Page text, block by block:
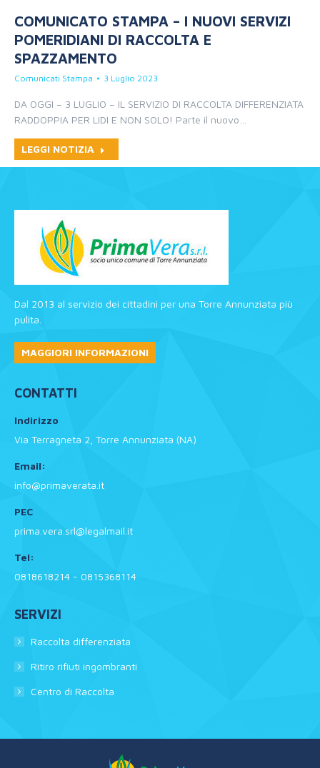
COMUNICATO STAMPA – I NUOVI SERVIZI
POMERIDIANI DI RACCOLTA E
SPAZZAMENTO
Comunicati Stampa 3 Luglio 2023
DA OGGI – 3 LUGLIO – IL SERVIZIO DI RACCOLTA DIFFERENZIATA
RADDOPPIA PER LIDI E NON SOLO! Parte il nuovo…
LEGGI NOTIZIA
Dal 2013 al servizio dei cittadini per una Torre Annunziata più
pulita.
MAGGIORI INFORMAZIONI
CONTATTI
Indirizzo
Via Terragneta 2, Torre Annunziata (NA)
Email:
info@primaverata.it
PEC
prima.vera.srl@legalmail.it
Tel:
0818618214 - 0815368114
SERVIZI
Raccolta differenziata
Ritiro rifiuti ingombranti
Centro di Raccolta